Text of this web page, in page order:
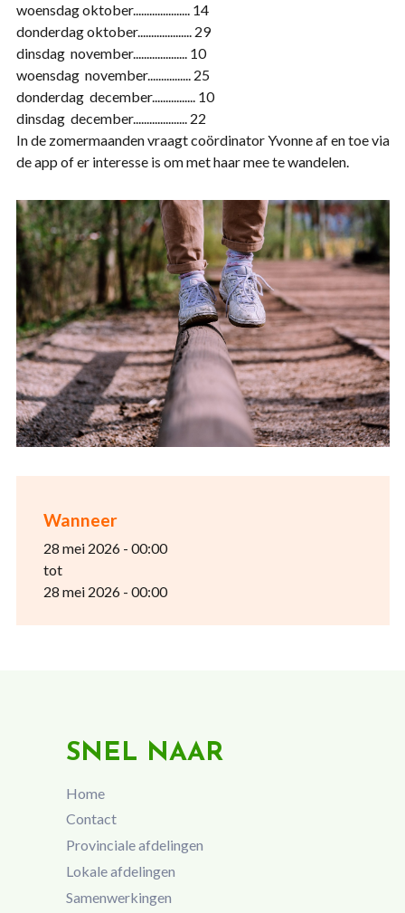
Wanneer
28 mei 2026 - 00:00
tot
28 mei 2026 - 00:00
woensdag oktober..................... 14
donderdag oktober.................... 29
dinsdag november.................... 10
woensdag november................ 25
donderdag december................ 10
dinsdag december.................... 22
In de zomermaanden vraagt coördinator Yvonne af en toe via
de app of er interesse is om met haar mee te wandelen.
SNEL NAAR
Home
Contact
Provinciale afdelingen
Lokale afdelingen
Samenwerkingen